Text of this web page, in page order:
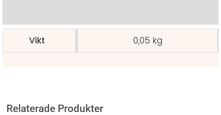
Vikt 0,05 kg
Relaterade Produkter